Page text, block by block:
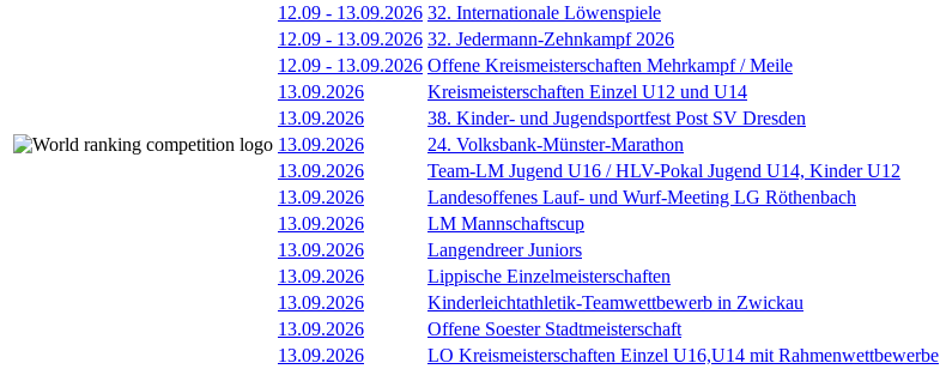
12.09 - 13.09.2026 32. Internationale Löwenspiele
12.09 - 13.09.2026 32. Jedermann-Zehnkampf 2026
12.09 - 13.09.2026 Offene Kreismeisterschaften Mehrkampf / Meile
13.09.2026
Kreismeisterschaften Einzel U12 und U14
13.09.2026
38. Kinder- und Jugendsportfest Post SV Dresden
13.09.2026
24. Volksbank-Münster-Marathon
13.09.2026
Team-LM Jugend U16 / HLV-Pokal Jugend U14, Kinder U12
13.09.2026
Landesoffenes Lauf- und Wurf-Meeting LG Röthenbach
13.09.2026
LM Mannschaftscup
13.09.2026
Langendreer Juniors
13.09.2026
Lippische Einzelmeisterschaften
13.09.2026
Kinderleichtathletik-Teamwettbewerb in Zwickau
13.09.2026
Offene Soester Stadtmeisterschaft
13.09.2026
LO Kreismeisterschaften Einzel U16,U14 mit Rahmenwettbewerbe